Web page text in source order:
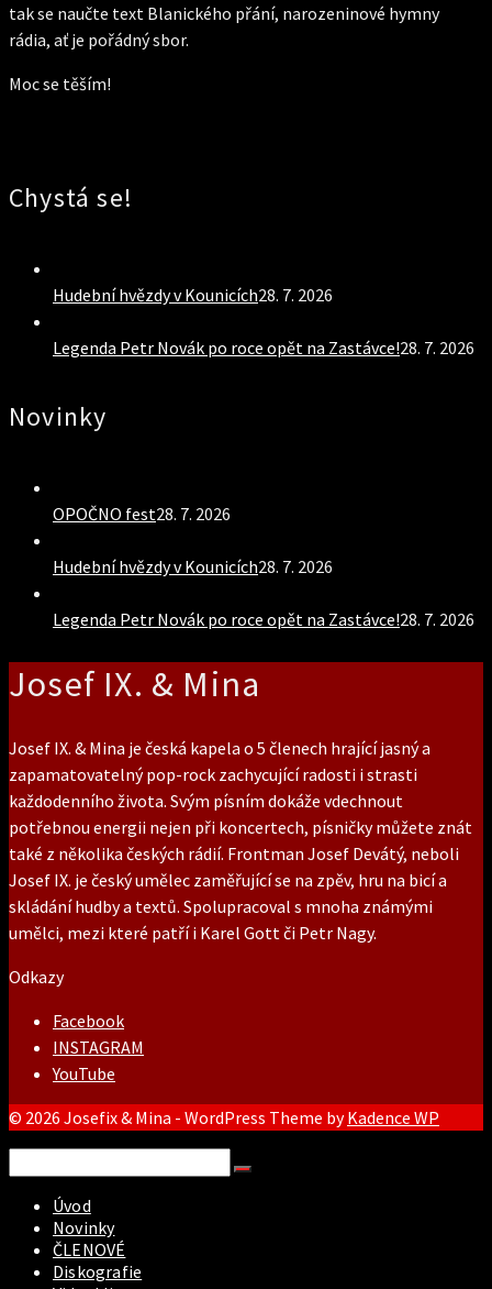
tak se naučte text Blanického přání, narozeninové hymny
rádia, ať je pořádný sbor.
Moc se těším!
Chystá se!
Hudební hvězdy v Kounicích28. 7. 2026
Legenda Petr Novák po roce opět na Zastávce!28. 7. 2026
Novinky
OPOČNO fest28. 7. 2026
Hudební hvězdy v Kounicích28. 7. 2026
Legenda Petr Novák po roce opět na Zastávce!28. 7. 2026
Josef IX. & Mina
Josef IX. & Mina je česká kapela o 5 členech hrající jasný a
zapamatovatelný pop-rock zachycující radosti i strasti
každodenního života. Svým písním dokáže vdechnout
potřebnou energii nejen při koncertech, písničky můžete znát
také z několika českých rádií. Frontman Josef Devátý, neboli
Josef IX. je český umělec zaměřující se na zpěv, hru na bicí a
skládání hudby a textů. Spolupracoval s mnoha známými
umělci, mezi které patří i Karel Gott či Petr Nagy.
Odkazy
Facebook
INSTAGRAM
YouTube
© 2026 Josefix & Mina - WordPress Theme byKadence WP
Úvod
Novinky
ČLENOVÉ
Diskografie